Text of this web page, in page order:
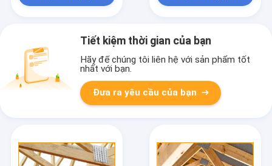
Tiết kiệm thời gian của bạn
Hãy để chúng tôi liên hệ với sản phẩm tốt
nhất với bạn.
Đưa ra yêu cầu của bạn